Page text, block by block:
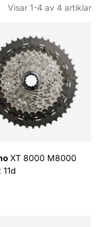
Visar 1-4 av 4 artiklar
XT 8000 M8000
11d